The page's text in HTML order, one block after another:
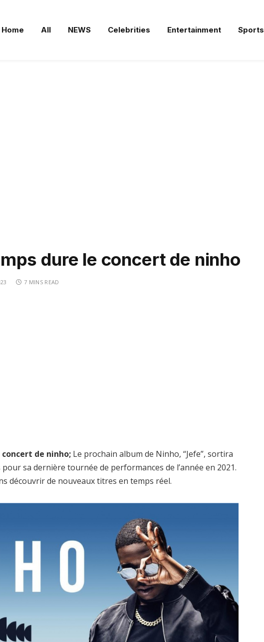
Home All NEWS Celebrities Entertainment Sports
dure le concert de ninho
7 MINS READ
de ninho; Le prochain album de Ninho, “Jefe”, sortira
sa dernière tournée de performances de l’année en 2021.
découvrir de nouveaux titres en temps réel.